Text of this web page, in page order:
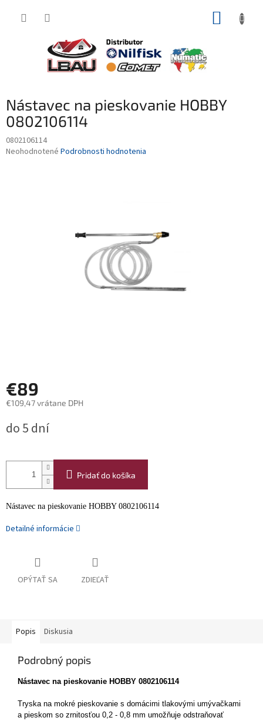
Nástavec na pieskovanie HOBBY
0802106114
0802106114
Priemerné
Neohodnotené Podrobnosti hodnotenia
€89
€109,47 vrátane DPH
cena:
do 5 dní
Pridať do košíka
Nástavec na pieskovanie HOBBY 0802106114
Detailné informácie
OPÝTAŤ SA ZDIEĽAŤ
Popis Diskusia
Podrobný popis
Nástavec na pieskovanie HOBBY 0802106114
Tryska na mokré pieskovanie s domácimi tlakovými umývačkami
a pieskom so zrnitosťou 0,2 - 0,8 mm umožňuje odstraňovať